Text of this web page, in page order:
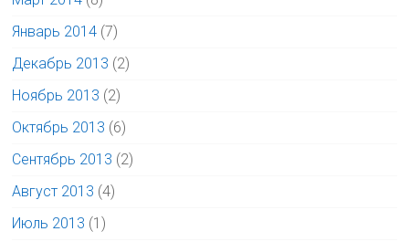
Январь 2014 (7)
Декабрь 2013 (2)
Ноябрь 2013 (2)
Октябрь 2013 (6)
Сентябрь 2013 (2)
Август 2013 (4)
Июль 2013 (1)